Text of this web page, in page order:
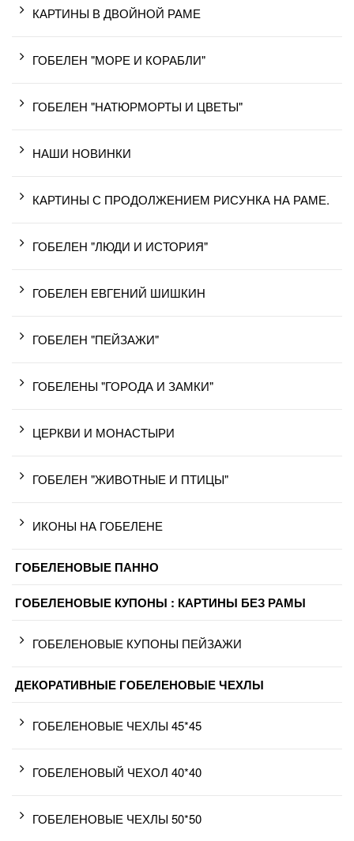
КАРТИНЫ В ДВОЙНОЙ РАМЕ
ГОБЕЛЕН "МОРЕ И КОРАБЛИ"
ГОБЕЛЕН "НАТЮРМОРТЫ И ЦВЕТЫ"
НАШИ НОВИНКИ
КАРТИНЫ С ПРОДОЛЖЕНИЕМ РИСУНКА НА РАМЕ.
ГОБЕЛЕН "ЛЮДИ И ИСТОРИЯ"
ГОБЕЛЕН ЕВГЕНИЙ ШИШКИН
ГОБЕЛЕН "ПЕЙЗАЖИ"
ГОБЕЛЕНЫ "ГОРОДА И ЗАМКИ"
ЦЕРКВИ И МОНАСТЫРИ
ГОБЕЛЕН "ЖИВОТНЫЕ И ПТИЦЫ"
ИКОНЫ НА ГОБЕЛЕНЕ
ГОБЕЛЕНОВЫЕ ПАННО
ГОБЕЛЕНОВЫЕ КУПОНЫ : КАРТИНЫ БЕЗ РАМЫ
ГОБЕЛЕНОВЫЕ КУПОНЫ ПЕЙЗАЖИ
ДЕКОРАТИВНЫЕ ГОБЕЛЕНОВЫЕ ЧЕХЛЫ
ГОБЕЛЕНОВЫЕ ЧЕХЛЫ 45*45
ГОБЕЛЕНОВЫЙ ЧЕХОЛ 40*40
ГОБЕЛЕНОВЫЕ ЧЕХЛЫ 50*50